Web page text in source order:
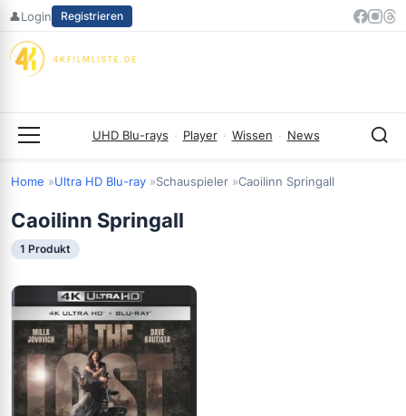
Zum
springen
👤Login Registrieren
UHD Blu-rays · Player · Wissen · News
Home Ultra HD Blu-ray Schauspieler Caoilinn Springall
Caoilinn Springall
1 Produkt